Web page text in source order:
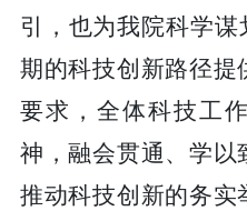
引，也为我院科学谋
期的科技创新路径提
要求，全体科技工
神，融会贯通、学以
推动科技创新的务实